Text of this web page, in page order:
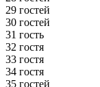
29 гостей
30 гостей
31 гость
32 гостя
33 гостя
34 гостя
35 гостей